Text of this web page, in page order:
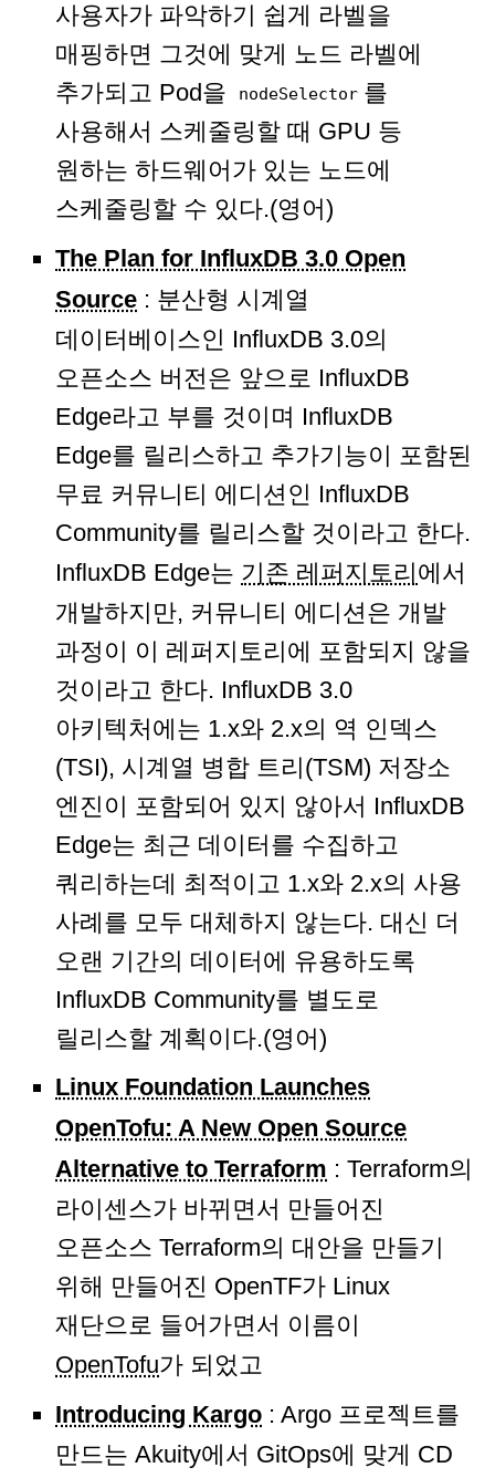
사용자가 파악하기 쉽게 라벨을
매핑하면 그것에 맞게 노드 라벨에
추가되고 Pod을
nodeSelector 를
사용해서 스케줄링할 때 GPU 등
원하는 하드웨어가 있는 노드에
스케줄링할 수 있다.(영어)
The Plan for InfluxDB 3.0 Open
Source : 분산형 시계열
데이터베이스인 InfluxDB 3.0의
오픈소스 버전은 앞으로 InfluxDB
Edge라고 부를 것이며 InfluxDB
Edge를 릴리스하고 추가기능이 포함된
무료 커뮤니티 에디션인 InfluxDB
Community를 릴리스할 것이라고 한다.
InfluxDB Edge는 기존 레퍼지토리에서
개발하지만, 커뮤니티 에디션은 개발
과정이 이 레퍼지토리에 포함되지 않을
것이라고 한다. InfluxDB 3.0
아키텍처에는 1.x와 2.x의 역 인덱스
(TSI), 시계열 병합 트리(TSM) 저장소
엔진이 포함되어 있지 않아서 InfluxDB
Edge는 최근 데이터를 수집하고
쿼리하는데 최적이고 1.x와 2.x의 사용
사례를 모두 대체하지 않는다. 대신 더
오랜 기간의 데이터에 유용하도록
InfluxDB Community를 별도로
릴리스할 계획이다.(영어)
Linux Foundation Launches
OpenTofu: A New Open Source
Alternative to Terraform : Terraform의
라이센스가 바뀌면서 만들어진
오픈소스 Terraform의 대안을 만들기
위해 만들어진 OpenTF가 Linux
재단으로 들어가면서 이름이
OpenTofu가 되었고
Introducing Kargo : Argo 프로젝트를
만드는 Akuity에서 GitOps에 맞게 CD